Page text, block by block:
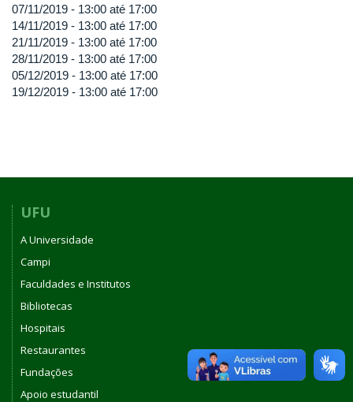
07/11/2019 - 13:00 até 17:00
14/11/2019 - 13:00 até 17:00
21/11/2019 - 13:00 até 17:00
28/11/2019 - 13:00 até 17:00
05/12/2019 - 13:00 até 17:00
19/12/2019 - 13:00 até 17:00
UFU
A Universidade
Campi
Faculdades e Institutos
Bibliotecas
Hospitais
Restaurantes
Fundações
Apoio estudantil